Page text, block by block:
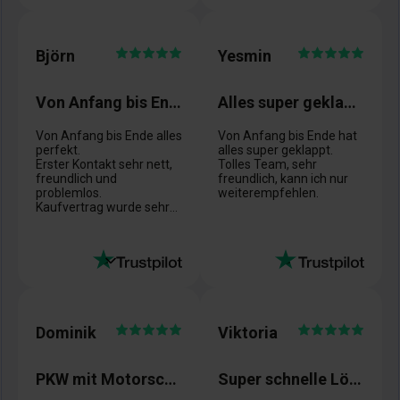
Björn
Von Anfang bis Ende alles perfekt.
Von Anfang bis Ende alles
perfekt.
Erster Kontakt sehr nett,
freundlich und
problemlos.
Kaufvertrag wurde sehr
Es wurde gesagt
Abholung des Fahrzeugs
Geld war auch super
schnell auf meinem
empfehlen.
Yesmin
Alles super geklappt, top
Von Anfang bis Ende hat
alles super geklappt.
Tolles Team, sehr
freundlich, kann ich nur
weiterempfehlen.
Dominik
PKW mit Motorschaden
Viktoria
Super schnelle Lösung